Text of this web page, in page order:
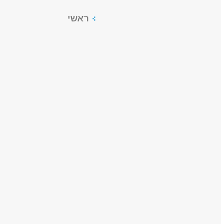
ראשי